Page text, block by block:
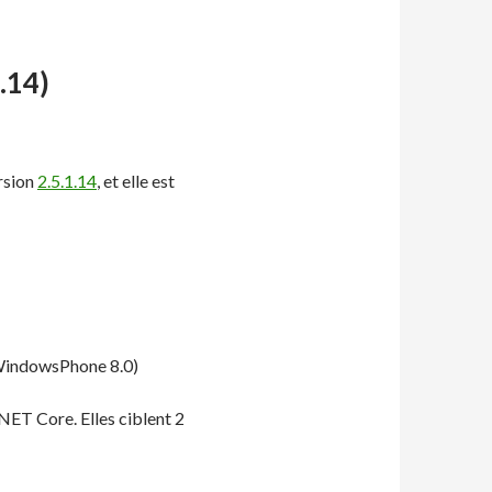
2.5.1.14, et elle est
8.0)
Core. Elles ciblent 2